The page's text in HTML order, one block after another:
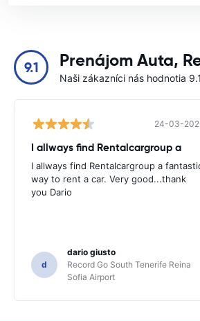
9.1 Prenájom Auta,
Naši zákazníci nás hodnotia
24-03-
I allways find Rentalcargroup a
I allways find Rentalcargroup a
way to rent a car. Very good...thank
you Dario
d
dario giusto
Record Go South Tenerife Reina
Sofia Airport